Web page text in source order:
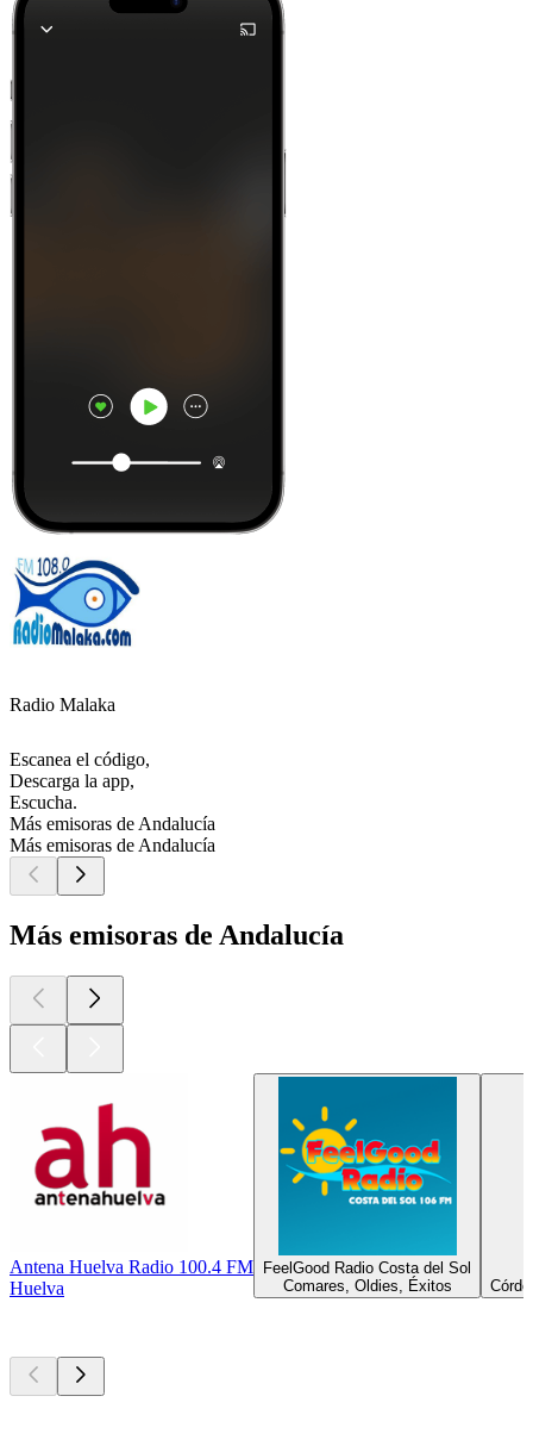
Radio Malaka
Escanea el código,
Descarga la app,
Escucha.
Más emisoras de Andalucía
Más emisoras de Andalucía
Más emisoras de Andalucía
Antena Huelva Radio 100.4 FM
Huelva
FeelGood Radio Costa del Sol
Comares, Oldies, Éxitos